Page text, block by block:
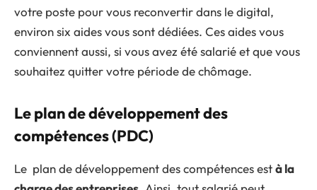
votre poste pour vous reconvertir dans le digital,
environ six aides vous sont dédiées. Ces aides vous
conviennent aussi, si vous avez été salarié et que vous
souhaitez quitter votre période de chômage.
Le plan de développement des
compétences (PDC)
Le plan de développement des compétences està la